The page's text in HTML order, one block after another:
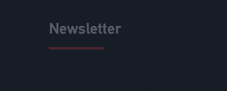
Newsletter